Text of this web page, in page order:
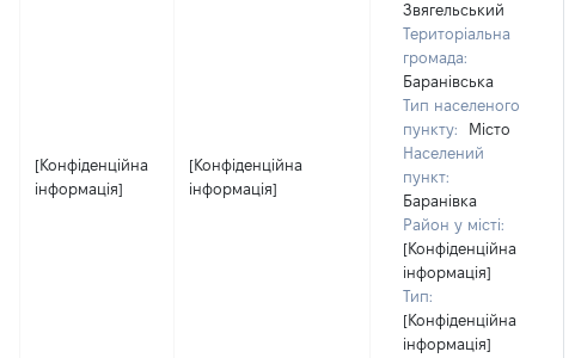
[Конфіденційна
інформація]
[Конфіденційна
інформація]
Звягельський
Територіальна
громада:
Баранівська
Тип населеного
пункту:
Місто
Населений
пункт:
Баранівка
Район у місті:
[Конфіденційна
інформація]
Тип:
[Конфіденційна
інформація]